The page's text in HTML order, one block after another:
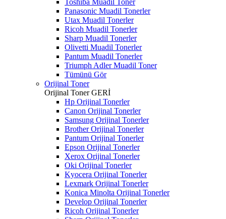
Toshiba Muadil Toner
Panasonic Muadil Tonerler
Utax Muadil Tonerler
Ricoh Muadil Tonerler
Sharp Muadil Tonerler
Olivetti Muadil Tonerler
Pantum Muadil Tonerler
Triumph Adler Muadil Toner
Tümünü Gör
Orijinal Toner
Orijinal TonerGERİ
Hp Orijinal Tonerler
Canon Orijinal Tonerler
Samsung Orijinal Tonerler
Brother Orijinal Tonerler
Pantum Orijinal Tonerler
Epson Orijinal Tonerler
Xerox Orijinal Tonerler
Oki Orijinal Tonerler
Kyocera Orijinal Tonerler
Lexmark Orijinal Tonerler
Konica Minolta Orijinal Tonerler
Develop Orijinal Tonerler
Ricoh Orijinal Tonerler